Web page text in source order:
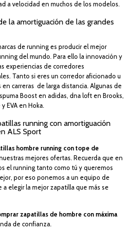
a velocidad en muchos de los modelos.
la amortiguación de las grandes
de running es producir el mejor
del mundo. Para ello la innovación y
experiencias de corredores
Tanto si eres un corredor aficionado u
carreras de larga distancia. Algunas de
Boost en adidas, dna loft en Brooks,
EVA en Hoka.
running con amortiguación
ALS Sport
hombre running con tope de
mejores ofertas. Recuerda que en
el running tanto como tú y queremos
por eso ponemos a un equipo de
elegir la mejor zapatilla que más se
zapatillas de hombre con máxima
de confianza.